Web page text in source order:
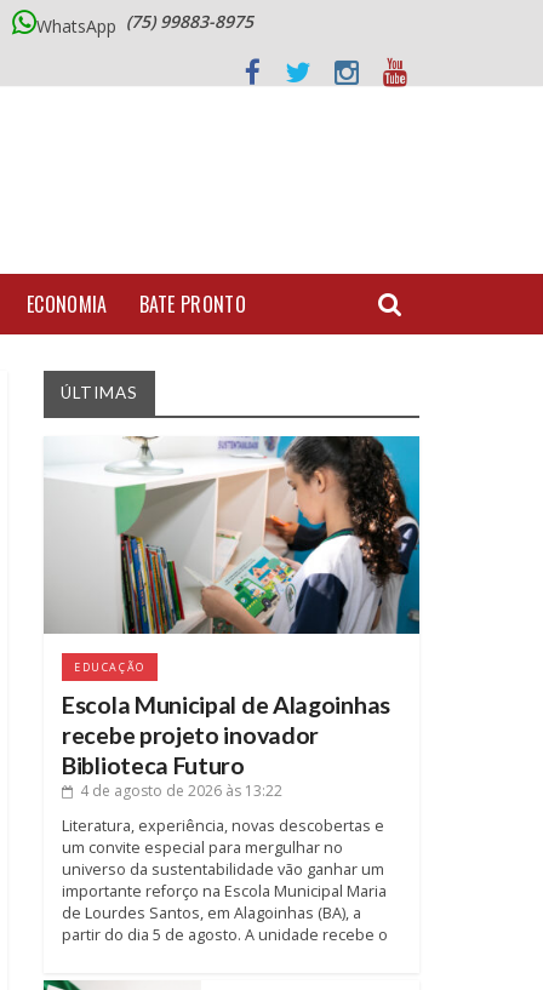
WhatsApp (75) 99883-8975
ECONOMIA BATE PRONTO
ÚLTIMAS
EDUCAÇÃO
Escola Municipal de Alagoinhas
recebe projeto inovador
Biblioteca Futuro
4 de agosto de 2026 às 13:22
Literatura, experiência, novas descobertas e
um convite especial para mergulhar no
universo da sustentabilidade vão ganhar um
importante reforço na Escola Municipal Maria
de Lourdes Santos, em Alagoinhas (BA), a
partir do dia 5 de agosto. A unidade recebe o